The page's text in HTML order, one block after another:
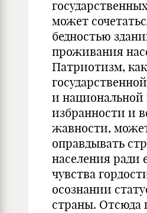
может
бедностью
проживания
Патриотизм,
и национальной
избранности и
жавности,
оправдывать
населения ради
чувства
осознании
страны. Отсюда